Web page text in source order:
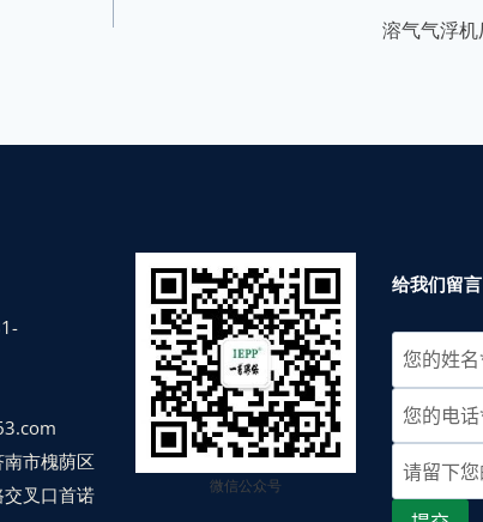
溶气气浮
市槐荫区
叉口首诺
微信公众号
给我们留言